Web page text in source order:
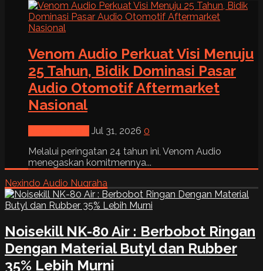
Venom Audio Perkuat Visi Menuju
25 Tahun, Bidik Dominasi Pasar
Audio Otomotif Aftermarket
Nasional
Jul 31, 2026 0
Melalui peringatan 24 tahun ini, Venom Audio
menegaskan komitmennya...
Nexindo Audio Nugraha
Noisekill NK-80 Air : Berbobot Ringan
Dengan Material Butyl dan Rubber
35% Lebih Murni